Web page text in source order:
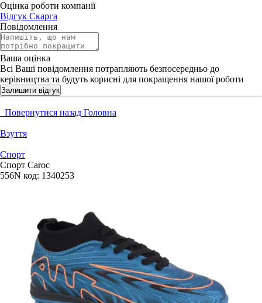
Оцінка роботи компанії
Відгук Скарга
Повідомлення
Ваша оцінка
Всі Ваші повідомлення потрапляють безпосередньо до
керівництва та будуть корисні для покращення нашої роботи
Залишити відгук
Повернутися назад Головна
Взуття
Спорт
Спорт Caroc
556N код: 1340253